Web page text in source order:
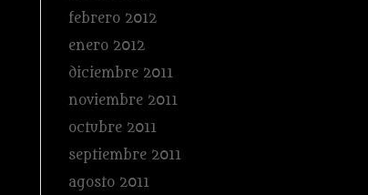
febrero 2012
enero 2012
diciembre 2011
noviembre 2011
octubre 2011
septiembre 2011
agosto 2011